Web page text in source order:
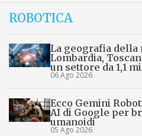
ROBOTICA
La geografia della
Lombardia,
un settore da 1,1
06 Ago 2026
Ecco Gemini
AI di Google per
umanoidi
05 Ago 2026